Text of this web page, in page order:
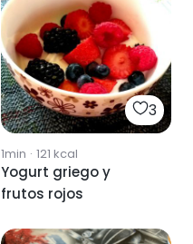
3
1min · 121 kcal
Yogurt griego y
frutos rojos